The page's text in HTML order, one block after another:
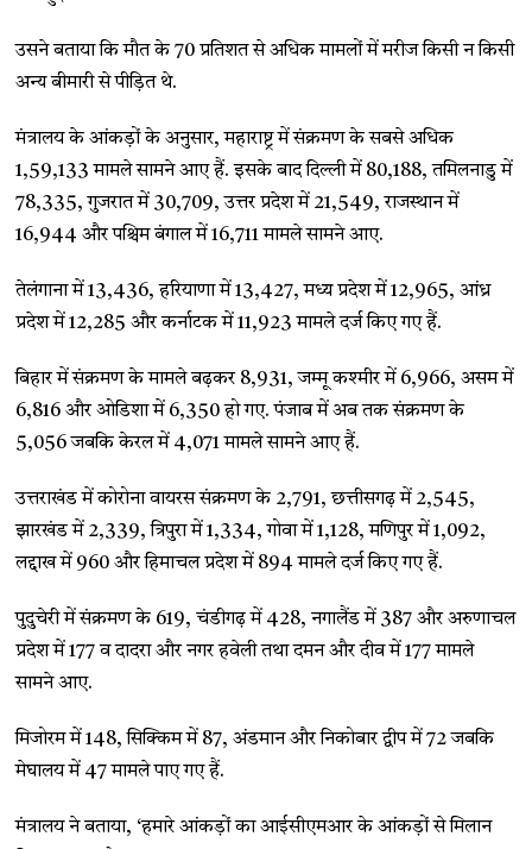
उसने बताया कि मौत के 70 प्रतिशत से अधिक मामलों में मरीज किसी न किसी
अन्य बीमारी से पीड़ित थे.
मंत्रालय के आंकड़ों के अनुसार, महाराष्ट्र में संक्रमण के सबसे अधिक
1,59,133 मामले सामने आए हैं. इसके बाद दिल्ली में 80,188, तमिलनाडु में
78,335, गुजरात में 30,709, उत्तर प्रदेश में 21,549, राजस्थान में
16,944 और पश्चिम बंगाल में 16,711 मामले सामने आए.
तेलंगाना में 13,436, हरियाणा में 13,427, मध्य प्रदेश में 12,965, आंध्र
प्रदेश में 12,285 और कर्नाटक में 11,923 मामले दर्ज किए गए हैं.
बिहार में संक्रमण के मामले बढ़कर 8,931, जम्मू कश्मीर में 6,966, असम में
6,816 और ओडिशा में 6,350 हो गए. पंजाब में अब तक संक्रमण के
5,056 जबकि केरल में 4,071 मामले सामने आए हैं.
उत्तराखंड में कोरोना वायरस संक्रमण के 2,791, छत्तीसगढ़ में 2,545,
झारखंड में 2,339, त्रिपुरा में 1,334, गोवा में 1,128, मणिपुर में 1,092,
लद्दाख में 960 और हिमाचल प्रदेश में 894 मामले दर्ज किए गए हैं.
पुदुचेरी में संक्रमण के 619, चंडीगढ़ में 428, नगालैंड में 387 और अरुणाचल
प्रदेश में 177 व दादरा और नगर हवेली तथा दमन और दीव में 177 मामले
सामने आए.
मिजोरम में 148, सिक्किम में 87, अंडमान और निकोबार द्वीप में 72 जबकि
मेघालय में 47 मामले पाए गए हैं.
मंत्रालय ने बताया, ‘हमारे आंकड़ों का आईसीएमआर के आंकड़ों से मिलान